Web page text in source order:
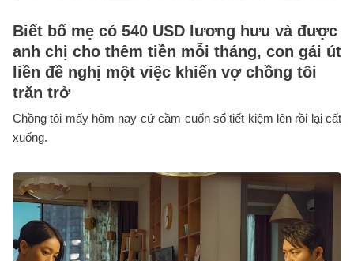
Biết bố mẹ có 540 USD lương hưu và được
anh chị cho thêm tiền mỗi tháng, con gái út
liền đề nghị một việc khiến vợ chồng tôi
trăn trở
Chồng tôi mấy hôm nay cứ cầm cuốn sổ tiết kiệm lên rồi lại cất
xuống.